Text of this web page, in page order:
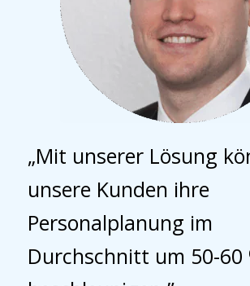
„Mit unserer Lösung
unsere Kunden ihre
Personalplanung im
Durchschnitt um 50-60